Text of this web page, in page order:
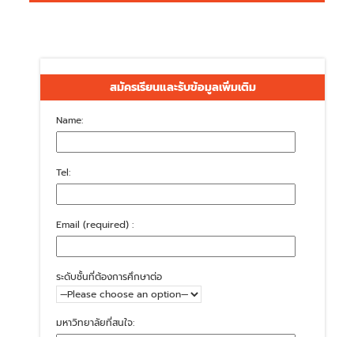
สมัครเรียนและรับข้อมูลเพิ่มเติม
Name:
Tel:
Email (required) :
ระดับชั้นที่ต้องการศึกษาต่อ
มหาวิทยาลัยที่สนใจ: